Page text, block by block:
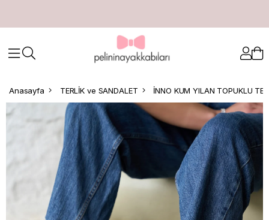
Anasayfa TERLİK ve SANDALET İNNO KUM YILAN TOPUKLU